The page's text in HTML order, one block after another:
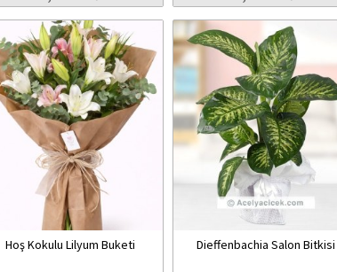
Hoş Kokulu Lilyum Buketi Dieffenbachia Salon Bitkisi